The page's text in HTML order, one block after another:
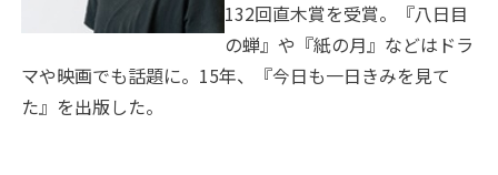
132回直木賞を受賞。『八日目
の蝉』や『紙の月』などはドラ
マや映画でも話題に。15年、『今日も一日きみを見て
た』を出版した。